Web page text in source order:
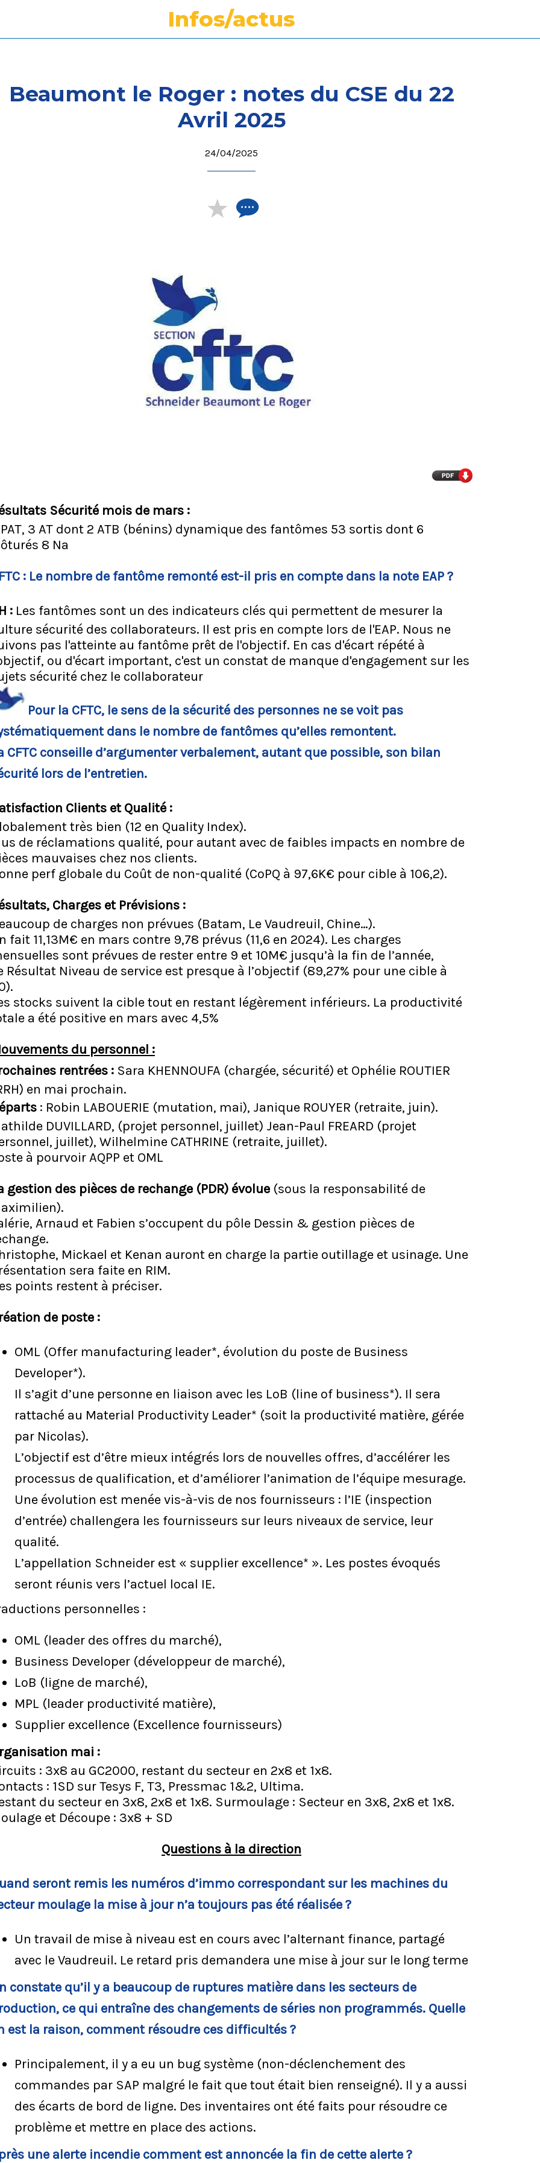
Infos/actus
Beaumont le Roger : notes du CSE du 22
Avril 2025
24/04/2025
Sécurité mois de mars :
3 AT dont 2 ATB (bénins) dynamique des fantômes 53 sortis dont 6
8 Na
: Le nombre de fantôme remonté est-il pris en compte dans la note EAP ?
: Les fantômes sont un des indicateurs clés qui permettent de mesurer la
sécurité des collaborateurs. Il est pris en compte lors de l'EAP. Nous ne
pas l'atteinte au fantôme prêt de l'objectif. En cas d'écart répété à
ou d'écart important, c'est un constat de manque d'engagement sur les
sécurité chez le collaborateur
Pour la CFTC, le sens de la sécurité des personnes ne se voit pas
dans le nombre de fantômes qu’elles remontent.
CFTC conseille d’argumenter verbalement, autant que possible, son bilan
lors de l’entretien.
Clients et Qualité :
très bien (12 en Quality Index).
de réclamations qualité, pour autant avec de faibles impacts en nombre de
mauvaises chez nos clients.
perf globale du Coût de non-qualité (CoPQ à 97,6K€ pour cible à 106,2).
Charges et Prévisions :
de charges non prévues (Batam, Le Vaudreuil, Chine…).
fait 11,13M€ en mars contre 9,78 prévus (11,6 en 2024). Les charges
sont prévues de rester entre 9 et 10M€ jusqu’à la fin de l’année,
Résultat Niveau de service est presque à l’objectif (89,27% pour une cible à
stocks suivent la cible tout en restant légèrement inférieurs. La productivité
a été positive en mars avec 4,5%
du personnel :
rentrées : Sara KHENNOUFA (chargée, sécurité) et Ophélie ROUTIER
en mai prochain.
: Robin LABOUERIE (mutation, mai), Janique ROUYER (retraite, juin).
DUVILLARD, (projet personnel, juillet) Jean-Paul FREARD (projet
juillet), Wilhelmine CATHRINE (retraite, juillet).
à pourvoir AQPP et OML
gestion des pièces de rechange (PDR) évolue (sous la responsabilité de
Arnaud et Fabien s’occupent du pôle Dessin & gestion pièces de
Mickael et Kenan auront en charge la partie outillage et usinage. Une
sera faite en RIM.
points restent à préciser.
de poste :
OML (Offer manufacturing leader*, évolution du poste de Business
Developer*).
Il s’agit d’une personne en liaison avec les LoB (line of business*). Il sera
rattaché au Material Productivity Leader* (soit la productivité matière, gérée
par Nicolas).
L’objectif est d’être mieux intégrés lors de nouvelles offres, d’accélérer les
processus de qualification, et d’améliorer l’animation de l’équipe mesurage.
Une évolution est menée vis-à-vis de nos fournisseurs : l’IE (inspection
d’entrée) challengera les fournisseurs sur leurs niveaux de service, leur
qualité.
L’appellation Schneider est « supplier excellence* ». Les postes évoqués
seront réunis vers l’actuel local IE.
personnelles :
OML (leader des offres du marché),
Business Developer (développeur de marché),
LoB (ligne de marché),
MPL (leader productivité matière),
Supplier excellence (Excellence fournisseurs)
mai :
: 3x8 au GC2000, restant du secteur en 2x8 et 1x8.
: 1SD sur Tesys F, T3, Pressmac 1&2, Ultima.
du secteur en 3x8, 2x8 et 1x8. Surmoulage : Secteur en 3x8, 2x8 et 1x8.
et Découpe : 3x8 + SD
Questions à la direction
seront remis les numéros d’immo correspondant sur les machines du
moulage la mise à jour n’a toujours pas été réalisée ?
Un travail de mise à niveau est en cours avec l’alternant finance, partagé
avec le Vaudreuil. Le retard pris demandera une mise à jour sur le long terme
constate qu’il y a beaucoup de ruptures matière dans les secteurs de
ce qui entraîne des changements de séries non programmés. Quelle
est la raison, comment résoudre ces difficultés ?
Principalement, il y a eu un bug système (non-déclenchement des
commandes par SAP malgré le fait que tout était bien renseigné). Il y a aussi
des écarts de bord de ligne. Des inventaires ont été faits pour résoudre ce
problème et mettre en place des actions.
une alerte incendie comment est annoncée la fin de cette alerte ?